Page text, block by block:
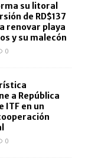
su litoral
de RD$137
renovar playa
y su malecón
0
a República
ITF en un
0